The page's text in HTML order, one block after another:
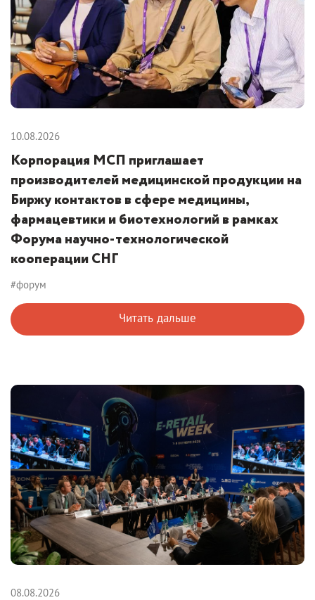
10.08.2026
Корпорация МСП приглашает
производителей медицинской продукции на
Биржу контактов в сфере медицины,
фармацевтики и биотехнологий в рамках
Форума научно-технологической
кооперации СНГ
#форум
Читать дальше
08.08.2026